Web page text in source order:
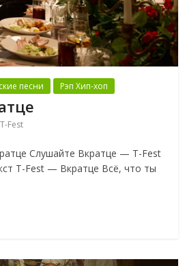
песни Рэп Хип-хоп
T-Fest
Слушайте Вкратце — T-Fest
T-Fest — Вкратце Всё, что ты